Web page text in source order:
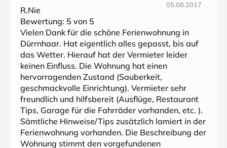
R.Nie
05.08.2017
Bewertung: 5 von 5
Vielen Dank für die schöne Ferienwohnung in
Dürrnhaar. Hat eigentlich alles gepasst, bis auf
das Wetter. Hierauf hat der Vermieter leider
keinen Einfluss. Die Wohnung hat einen
hervorragenden Zustand (Sauberkeit,
geschmackvolle Einrichtung). Vermieter sehr
freundlich und hilfsbereit (Ausflüge, Restaurant
Tips, Garage für die Fahrräder vorhanden, etc. ).
Sämtliche Hinweise/Tips zusätzlich lamiert in der
Ferienwohnung vorhanden. Die Beschreibung der
Wohnung stimmt den vorgefundenen